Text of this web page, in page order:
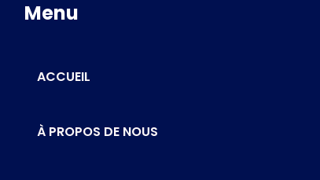
Menu
ACCUEIL
À PROPOS DE NOUS